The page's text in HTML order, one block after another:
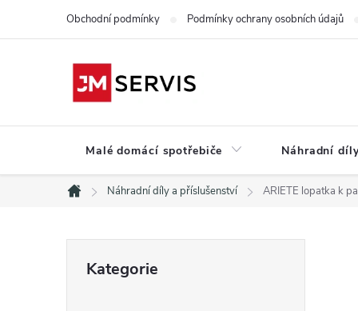
Obchodní podmínky Podmínky ochrany osobních údajů
Malé domácí spotřebiče Náhradní
Domů
Náhradní díly a příslušenství ARIETE lopatka k
kategorie
Kategorie